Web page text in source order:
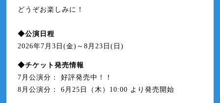
どうぞお楽しみに！
◆公演日程
2026年7月3日(金)～8月23日(日)
◆チケット発売情報
7月公演分： 好評発売中！！
8月公演分： 6月25日（木）10:00 より発売開始